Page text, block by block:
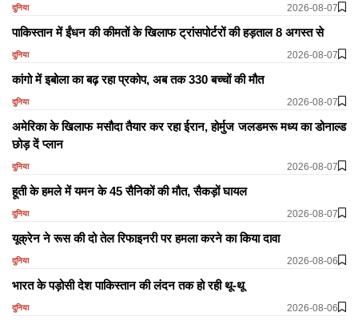
दुनिया 2026-08-07
पाकिस्तान में ईंधन की कीमतों के खिलाफ ट्रांसपोर्टरों की हड़ताल 8 अगस्त से
दुनिया 2026-08-07
कांगो में इबोला का बढ़ रहा प्रकोप, अब तक 330 बच्चों की मौत
दुनिया 2026-08-07
अमेरिका के खिलाफ मसौदा तैयार कर रहा ईरान, होर्मुज जलडमरू मध्य का डोनाल्ड
छोड़ दें प्लान
दुनिया 2026-08-07
हूती के हमले में यमन के 45 सैनिकों की मौत, सैकड़ों घायल
दुनिया 2026-08-07
यूक्रेन ने रूस की दो तेल रिफाइनरी पर हमला करने का किया दावा
दुनिया 2026-08-06
भारत के पड़ोसी देश पाकिस्तान की लंदन तक हो रही थू-थू
दुनिया 2026-08-06